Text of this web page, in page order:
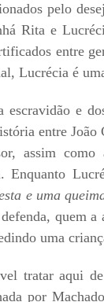
pelo
Rita e
entre
Lucrécia é
escravidão e
entre
assim
Enquanto
e uma
quem
uma
tratar aqui
por